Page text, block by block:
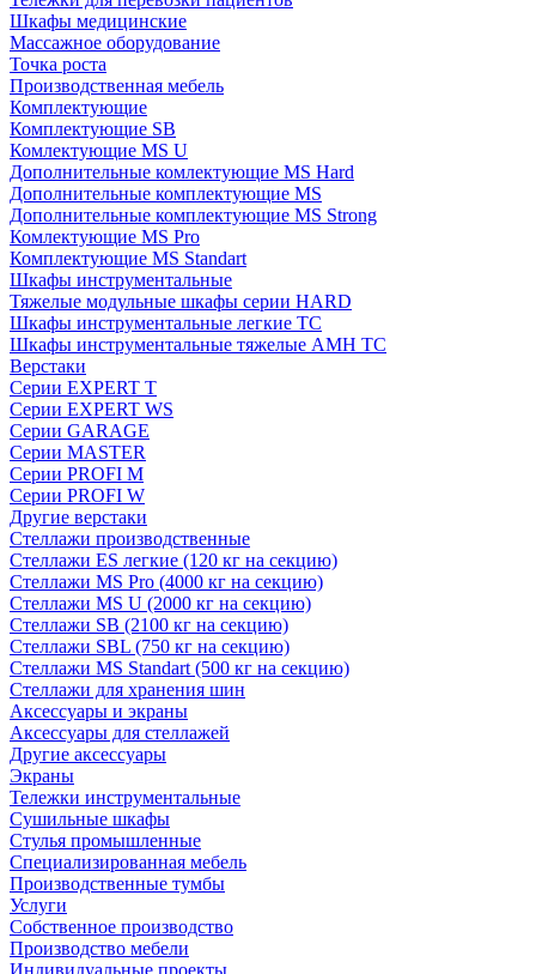
Шкафы медицинские
Массажное оборудование
Точка роста
Производственная мебель
Комплектующие
Комплектующие SB
Комлектующие MS U
Дополнительные комлектующие MS Hard
Дополнительные комплектующие MS
Дополнительные комплектующие MS Strong
Комлектующие MS Pro
Комплектующие MS Standart
Шкафы инструментальные
Тяжелые модульные шкафы серии HARD
Шкафы инструментальные легкие ТС
Шкафы инструментальные тяжелые AMH TC
Верстаки
Серии EXPERT T
Серии EXPERT WS
Серии GARAGE
Серии MASTER
Серии PROFI M
Серии PROFI W
Другие верстаки
Стеллажи производственные
Стеллажи ES легкие (120 кг на секцию)
Стеллажи MS Pro (4000 кг на секцию)
Стеллажи MS U (2000 кг на секцию)
Стеллажи SB (2100 кг на секцию)
Стеллажи SBL (750 кг на секцию)
Стеллажи MS Standart (500 кг на секцию)
Стеллажи для хранения шин
Аксессуары и экраны
Аксессуары для стеллажей
Другие аксессуары
Экраны
Тележки инструментальные
Сушильные шкафы
Стулья промышленные
Специализированная мебель
Производственные тумбы
Услуги
Собственное производство
Производство мебели
Индивидуальные проекты